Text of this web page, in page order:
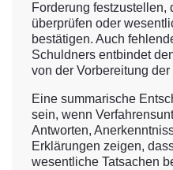
Forderung festzustellen,
überprüfen oder
bestätigen. Auch
Schuldners entbindet
von der Vorbereitung
Eine summarische
sein, wenn
Antworten,
Erklärungen zeigen,
wesentliche Tatsachen